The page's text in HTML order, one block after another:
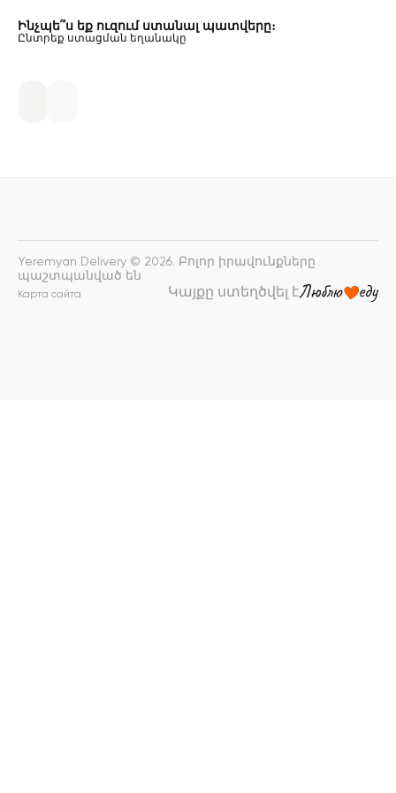
Ինչպե՞ս եք ուզում ստանալ պատվերը։
Ընտրեք ստացման եղանակը
Yeremyan Delivery © 2026. Բոլոր իրավունքները
պաշտպանված են
Карта сайта Կայքը ստեղծվել է